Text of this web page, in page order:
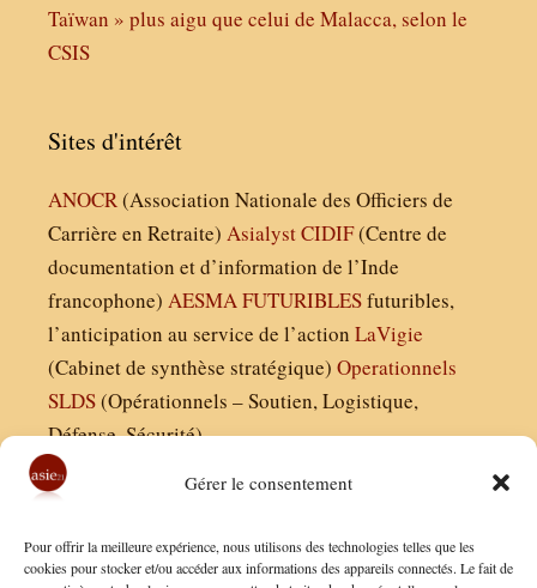
Gérer le consentement
Pour offrir la meilleure expérience, nous utilisons des technologies telles que les
cookies pour stocker et/ou accéder aux informations des appareils connectés. Le fait de
Taïwan » plus aigu que celui de Malacca, selon le
CSIS
Sites d'intérêt
ANOCR(Association Nationale des Officiers de
Carrière en Retraite) AsialystCIDIF(Centre de
documentation et d’information de l’Inde
francophone) AESMAFUTURIBLESfuturibles,
l’anticipation au service de l’action LaVigie
(Cabinet de synthèse stratégique) Operationnels
SLDS(Opérationnels – Soutien, Logistique,
Défense, Sécurité)
Finaldées EURL